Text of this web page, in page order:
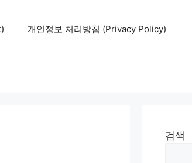
개인정보 처리방침 (Privacy Policy)
검색